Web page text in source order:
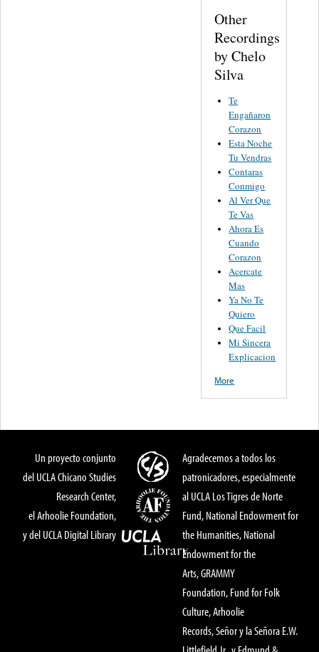
Other
Recordings
by Chelo
Silva
Te
Engañaron
Corazon
Esta Noche
Tu Vendras
Contaras
Conmigo
Al Ver Que
Te Vas
Ahora Es
Cuando
Corazon
Acercate
Mas
Ya No Te
Quiero
Que Facil
Mi Sincera
Explicacion
More
Un proyecto conjunto
del UCLA Chicano Studies
Research Center,
el Arhoolie Foundation,
y del UCLA Digital Library
Agradecemos a todos los
patronicadores, especialmente
al UCLA Los Tigres de Norte
Fund, National Endowment for
the Humanities, National
Endowment for the
Arts, GRAMMY
Foundation, Fund for Folk
Culture, Arhoolie
Records, Señor y la Señora E.W.